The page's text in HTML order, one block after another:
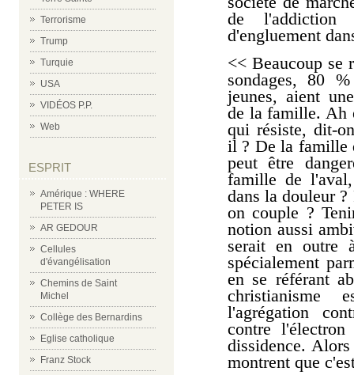
Terrorisme
Trump
Turquie
USA
VIDÉOS P.P.
Web
ESPRIT
Amérique : WHERE
PETER IS
AR GEDOUR
Cellules
d'évangélisation
Chemins de Saint
Michel
Collège des Bernardins
Eglise catholique
Franz Stock
de
d'engluement
<< Beaucoup se
sondages, 80
jeunes, aient
de la famille. Ah
qui résiste, dit-
il ? De la famille
peut être
famille de
dans la douleur
on couple ?
notion aussi
serait en outre
spécialement
en se référant
christianisme
l'agrégation
contre
dissidence.
montrent que